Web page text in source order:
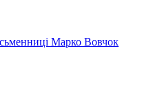
Марко Вовчок